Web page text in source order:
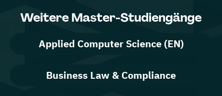
Weitere Master-Studiengänge
Applied Computer Science (EN)
Business Law & Compliance